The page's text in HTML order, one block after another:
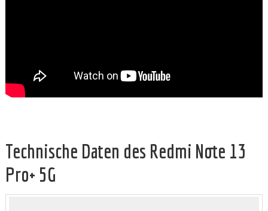
Technische Daten des Redmi Note 13
Pro+ 5G